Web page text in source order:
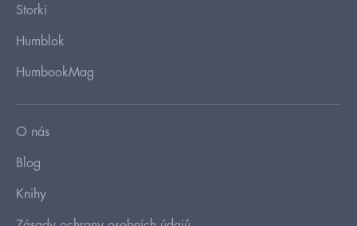
Storki
Humblok
HumbookMag
O nás
Blog
Knihy